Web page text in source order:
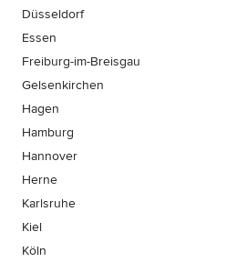
Düsseldorf
Essen
Freiburg-im-Breisgau
Gelsenkirchen
Hagen
Hamburg
Hannover
Herne
Karlsruhe
Kiel
Köln